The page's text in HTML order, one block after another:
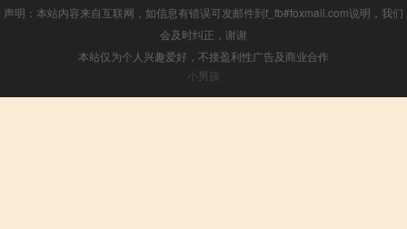
声明：本站内容来自互联网，如信息有错误可发邮件到f_fb#foxmail.com说明，我们
会及时纠正，谢谢
本站仅为个人兴趣爱好，不接盈利性广告及商业合作
小男孩